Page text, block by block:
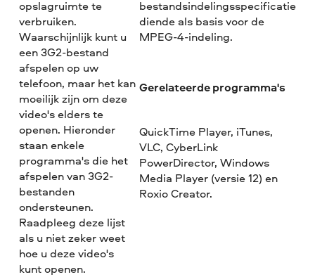
opslagruimte te
verbruiken.
Waarschijnlijk kunt u
een 3G2-bestand
afspelen op uw
telefoon, maar het kan
moeilijk zijn om deze
video's elders te
openen. Hieronder
staan enkele
programma's die het
afspelen van 3G2-
bestanden
ondersteunen.
Raadpleeg deze lijst
als u niet zeker weet
hoe u deze video's
kunt openen.
bestandsindelingsspecificatie
diende als basis voor de
MPEG-4-indeling.
Gerelateerde programma's
QuickTime Player, iTunes,
VLC, CyberLink
PowerDirector, Windows
Media Player (versie 12) en
Roxio Creator.